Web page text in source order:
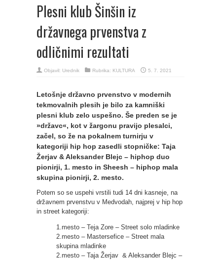
Plesni klub Šinšin iz
državnega prvenstva z
odličnimi rezultati
Objavil: Urednik Rubrika: KULTURA 5. 7. 2021
Letošnje državno prvenstvo v modernih
tekmovalnih plesih je bilo za kamniški
plesni klub zelo uspešno. Še preden se je
»državc«, kot v žargonu pravijo plesalci,
začel, so že na pokalnem turnirju v
kategoriji hip hop zasedli stopničke: Taja
Žerjav & Aleksander Blejc – hiphop duo
pionirji, 1. mesto in Sheesh – hiphop mala
skupina pionirji, 2. mesto.
Potem so se uspehi vrstili tudi 14 dni kasneje, na
državnem prvenstvu v Medvodah, najprej v hip hop
in street kategoriji:
1.mesto – Teja Zore – Street solo mladinke
2.mesto – Mastersefice – Street mala
skupina mladinke
2.mesto – Taja Žerjav & Aleksander Blejc –